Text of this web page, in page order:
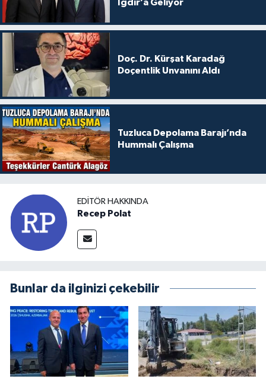
Iğdır’a Geliyor
Doç. Dr. Kürşat Karadağ
Doçentlik Unvanını Aldı
Tuzluca Depolama Barajı’nda
Hummalı Çalışma
EDITÖR HAKKINDA
Recep Polat
Bunlar da ilginizi çekebilir